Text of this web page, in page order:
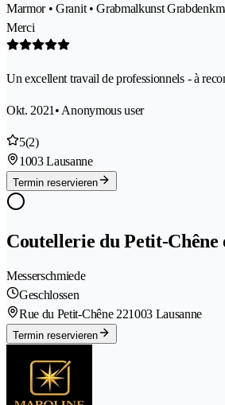
Marmor • Granit • Grabmalkunst
Merci
Un excellent travail de professionnels - à
Okt. 2021 • Anonymous user
5(2)
1003 Lausanne
Termin reservieren
Coutellerie du Petit-Chêne
Messerschmiede
Geschlossen
Rue du Petit-Chêne 221003 Lausanne
Termin reservieren